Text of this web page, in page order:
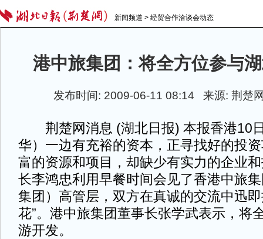
新闻频道 > 经贸合作洽谈会动态
港中旅集团：将全方位参与
发布时间: 2009-06-11 08:14 来源: 荆
荆楚网消息 (湖北日报) 本报香港10
华）一边有充裕的资本，正寻找好的投
富的资源和项目，却缺少有实力的企业
长李鸿忠利用早餐时间会见了香港中旅
集团）高管层，双方在真诚的交流中迅
花”。港中旅集团董事长张学武表示，将
游开发。